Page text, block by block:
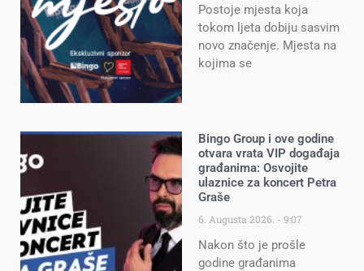
Postoje mjesta koja
tokom ljeta dobiju sasvim
novo značenje. Mjesta na
kojima se
Bingo Group i ove godine
otvara vrata VIP događaja
građanima: Osvojite
ulaznice za koncert Petra
Graše
6. Augusta 2026. 9:07
Nakon što je prošle
godine građanima